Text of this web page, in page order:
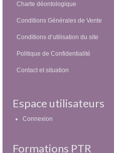
Charte déontologique
Conditions Générales de Vente
Conditions d’utilisation du site
Politique de Confidentialité
Contact et situation
Espace utilisateurs
Connexion
Formations PTR